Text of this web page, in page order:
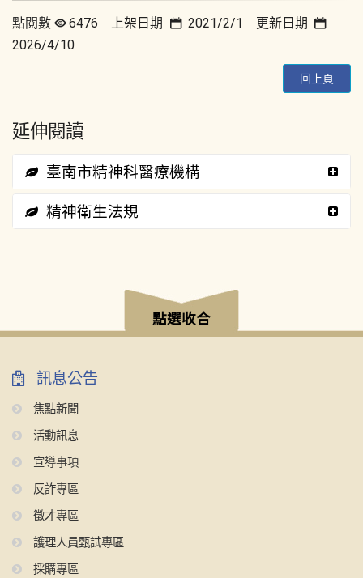
點閱數 6476 上架日期
2021/2/1 更新日期
2026/4/10
回上頁
延伸閱讀
臺南市精神科醫療機構
精神衛生法規
點選收合
訊息公告
焦點新聞
活動訊息
宣導事項
反詐專區
徵才專區
護理人員甄試專區
採購專區